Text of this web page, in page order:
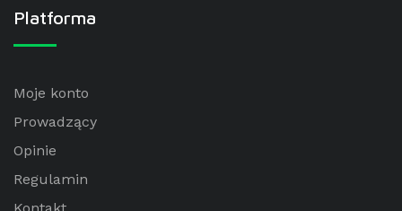
Platforma
Moje konto
Prowadzący
Opinie
Regulamin